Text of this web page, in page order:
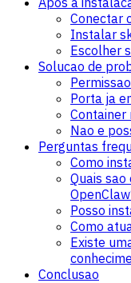
Conectar
Instalar
Escolher
Solucao de
Porta ja
Container
Nao e
Perguntas
Como
Quais
Posso
Como
Existe
Conclusao